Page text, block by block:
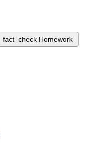
fact_check Homework